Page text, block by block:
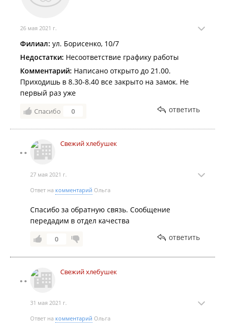
26 мая 2021 г.
Филиал: ул. Борисенко, 10/7
Недостатки: Несоответствие графику работы
Комментарий: Написано открыто до 21.00.
Приходишь в 8.30-8.40 все закрыто на замок. Не
первый раз уже
Спасибо 0 ответить
Свежий хлебушек
27 мая 2021 г.
Ответ на комментарий Ольга
Спасибо за обратную связь. Сообщение
передадим в отдел качества
0 ответить
Свежий хлебушек
31 мая 2021 г.
Ответ на комментарий Ольга